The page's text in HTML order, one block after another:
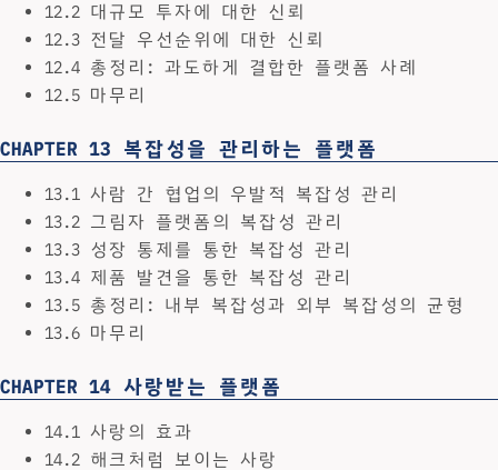
12.2 대규모 투자에 대한 신뢰
12.3 전달 우선순위에 대한 신뢰
12.4 총정리: 과도하게 결합한 플랫폼 사례
12.5 마무리
CHAPTER 13 복잡성을 관리하는 플랫폼
13.1 사람 간 협업의 우발적 복잡성 관리
13.2 그림자 플랫폼의 복잡성 관리
13.3 성장 통제를 통한 복잡성 관리
13.4 제품 발견을 통한 복잡성 관리
13.5 총정리: 내부 복잡성과 외부 복잡성의 균형
13.6 마무리
CHAPTER 14 사랑받는 플랫폼
14.1 사랑의 효과
14.2 해크처럼 보이는 사랑